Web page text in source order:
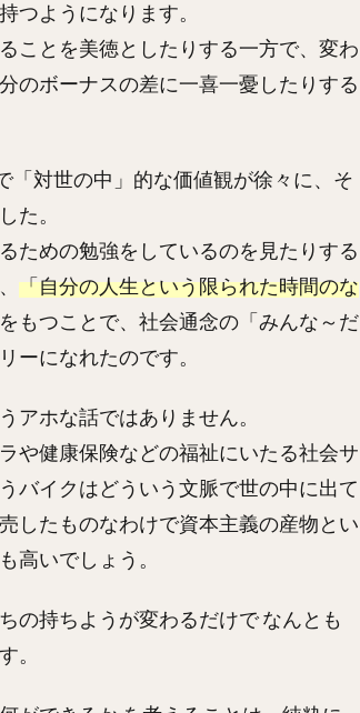
つようになります。
ことを美徳としたりする一方で、変わ
のボーナスの差に一喜一憂したりする
「対世の中」的な価値観が徐々に、そ
た。
ための勉強をしているのを見たりする
「自分の人生という限られた時間のな
もつことで、社会通念の「みんな～だ
ーになれたのです。
ホな話ではありません。
や健康保険などの福祉にいたる社会サ
バイクはどういう文脈で世の中に出て
したものなわけで資本主義の産物とい
高いでしょう。
の持ちようが変わるだけで なんとも
。